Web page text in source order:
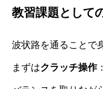
教習課題として
波状路を通ることで
まずはクラッチ操作